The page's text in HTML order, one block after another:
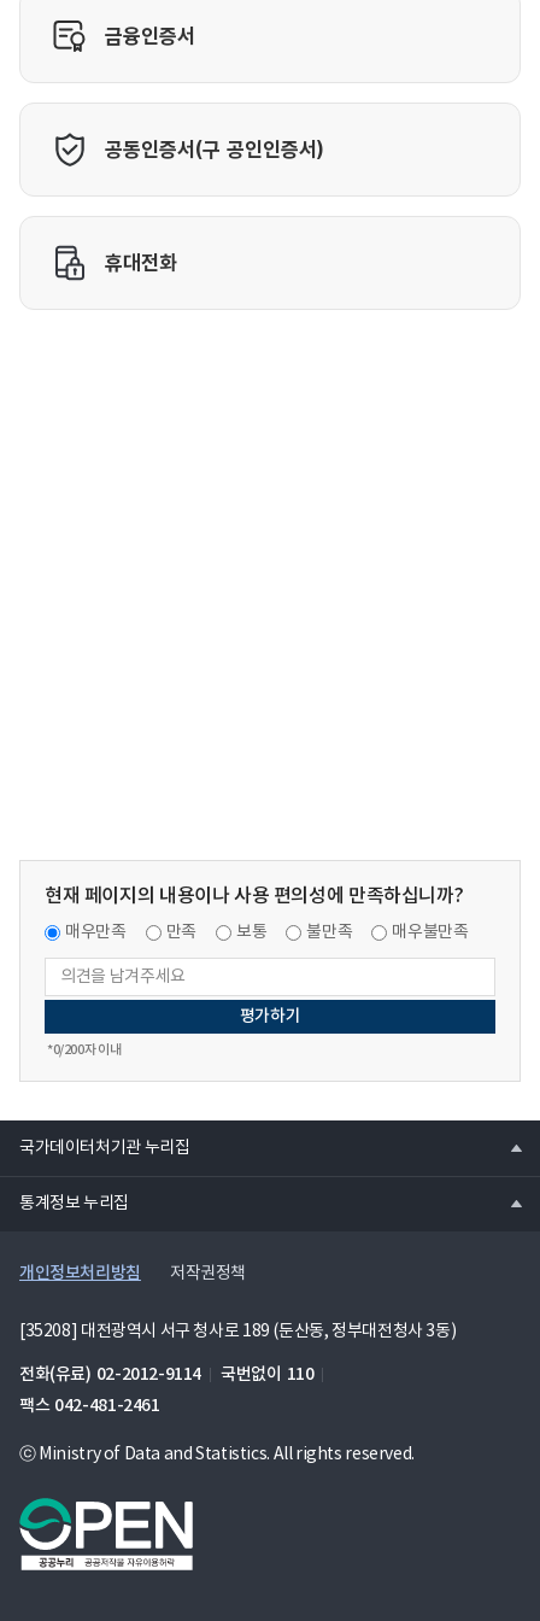
현재 페이지의 내용이나 사용 편의성에 만족하십니까?
매우만족 만족 보통 불만족 매우불만족
*0/200자 이내
국가데이터처기관 누리집
통계정보 누리집
개인정보처리방침 저작권정책
[35208] 대전광역시 서구 청사로 189 (둔산동, 정부대전청사 3동)
전화(유료) 02-2012-9114 국번없이 110
팩스 042-481-2461
ⓒ Ministry of Data and Statistics. All rights reserved.